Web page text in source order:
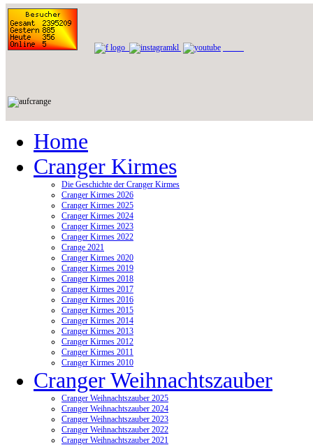
Home
Cranger Kirmes
Die Geschichte der Cranger Kirmes
Cranger Kirmes 2026
Cranger Kirmes 2025
Cranger Kirmes 2024
Cranger Kirmes 2023
Cranger Kirmes 2022
Crange 2021
Cranger Kirmes 2020
Cranger Kirmes 2019
Cranger Kirmes 2018
Cranger Kirmes 2017
Cranger Kirmes 2016
Cranger Kirmes 2015
Cranger Kirmes 2014
Cranger Kirmes 2013
Cranger Kirmes 2012
Cranger Kirmes 2011
Cranger Kirmes 2010
Cranger Weihnachtszauber
Cranger Weihnachtszauber 2025
Cranger Weihnachtszauber 2024
Cranger Weihnachtszauber 2023
Cranger Weihnachtszauber 2022
Cranger Weihnachtszauber 2021